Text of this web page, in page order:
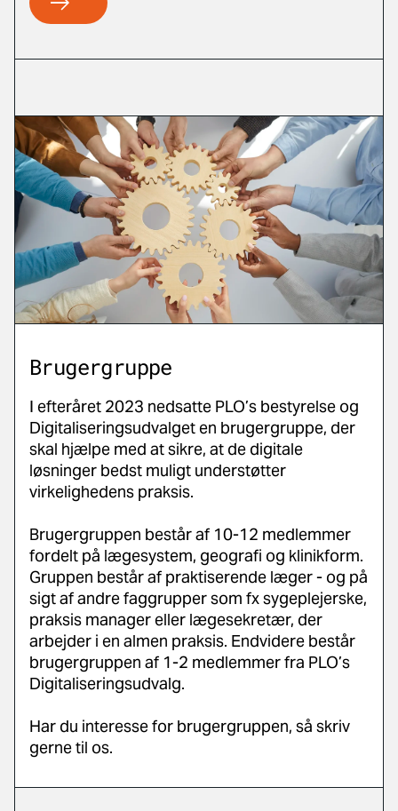
PLO'rientering 10/2026
Brugergruppe
I efteråret 2023 nedsatte PLO’s bestyrelse og
Digitaliseringsudvalget en brugergruppe, der
skal hjælpe med at sikre, at de digitale
løsninger bedst muligt understøtter
virkelighedens praksis.
Brugergruppen består af 10-12 medlemmer
fordelt på lægesystem, geografi og klinikform.
Gruppen består af praktiserende læger - og på
sigt af andre faggrupper som fx sygeplejerske,
praksis manager eller lægesekretær, der
arbejder i en almen praksis. Endvidere består
brugergruppen af 1-2 medlemmer fra PLO’s
Digitaliseringsudvalg.
Har du interesse for brugergruppen, så skriv
gerne til os.